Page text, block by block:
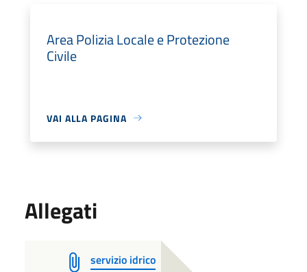
Area Polizia Locale e Protezione
Civile
VAI ALLA PAGINA
Allegati
servizio idrico